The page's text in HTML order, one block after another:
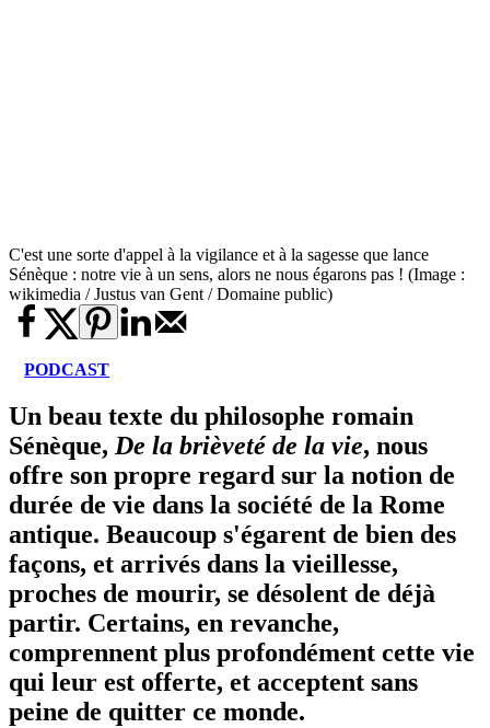
C'est une sorte d'appel à la vigilance et à la sagesse que lance
Sénèque : notre vie à un sens, alors ne nous égarons pas ! (Image :
wikimedia / Justus van Gent / Domaine public)
PODCAST
Un beau texte du philosophe romain
Sénèque, De la brièveté de la vie, nous
offre son propre regard sur la notion de
durée de vie dans la société de la Rome
antique. Beaucoup s'égarent de bien des
façons, et arrivés dans la vieillesse,
proches de mourir, se désolent de déjà
partir. Certains, en revanche,
comprennent plus profondément cette vie
qui leur est offerte, et acceptent sans
peine de quitter ce monde.